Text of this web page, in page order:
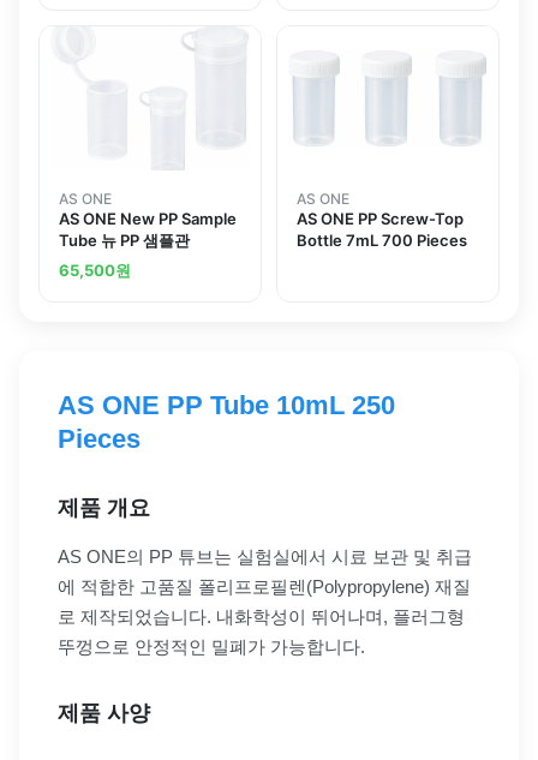
AS ONE
AS ONE New PP Sample
Tube 뉴 PP 샘플관
65,500원
AS ONE
AS ONE PP Screw-Top
Bottle 7mL 700 Pieces
AS ONE PP Tube 10mL 250
Pieces
제품 개요
AS ONE의 PP 튜브는 실험실에서 시료 보관 및 취급
에 적합한 고품질 폴리프로필렌(Polypropylene) 재질
로 제작되었습니다. 내화학성이 뛰어나며, 플러그형
뚜껑으로 안정적인 밀폐가 가능합니다.
제품 사양